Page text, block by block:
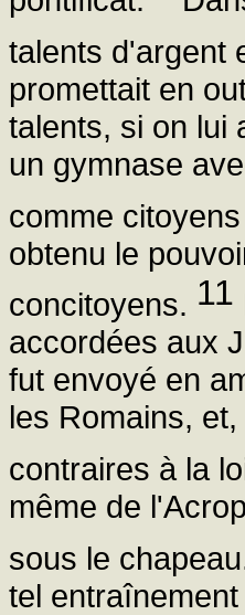
talents d'argent
promettait en
talents, si on lui
un gymnase
comme
obtenu le
concitoyens. 11
accordées aux
fut envoyé en
les Romains,
contraires à la
même de
sous le
tel